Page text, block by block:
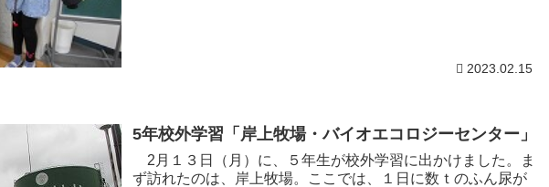
2023.02.15
5年校外学習「岸上牧場・バイオエコロジーセンター」
2月１３日（月）に、５年生が校外学習に出かけました。ま
ず訪れたのは、岸上牧場。ここでは、１日に数ｔのふん尿が